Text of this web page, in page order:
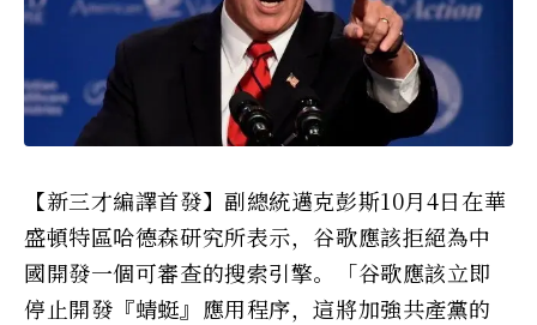
【新三才編譯首發】副總統邁克彭斯10月4日在華
盛頓特區哈德森研究所表示，谷歌應該拒絕為中
國開發一個可審查的搜索引擎。「谷歌應該立即
停止開發『蜻蜓』應用程序，這將加強共產黨的